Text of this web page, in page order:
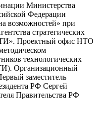
Министерства
Федерации
возможностей» при
стратегических
Проектный офис НТО
технологических
Организационный
заместитель
РФ Сергей
Правительства РФ